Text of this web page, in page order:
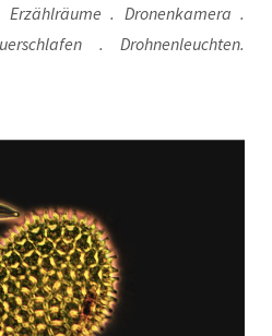
. Dro­nen­ka­me­ra .
. Droh­nen­leuch­ten.